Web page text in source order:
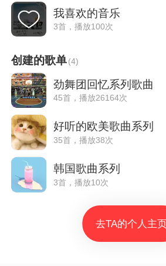
我喜欢的音乐
3首，播放100次
创建的歌单(4)
劲舞团回忆系列歌曲
45首，播放26164次
好听的欧美歌曲系列
35首，播放38次
韩国歌曲系列
3首，播放10次
去TA的个人主页